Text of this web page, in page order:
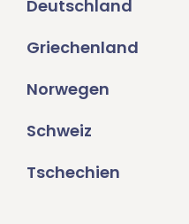
Deutschland
Griechenland
Norwegen
Schweiz
Tschechien